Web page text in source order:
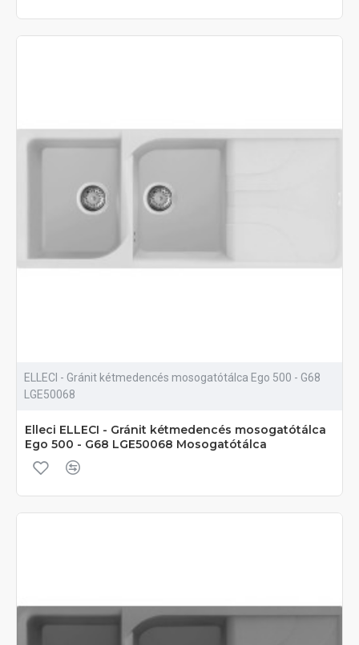
ELLECI - Gránit kétmedencés mosogatótálca Ego 500 - G68
LGE50068
Elleci ELLECI - Gránit kétmedencés mosogatótálca
Ego 500 - G68 LGE50068 Mosogatótálca